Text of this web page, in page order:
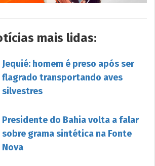
mais lidas:
Jequié: homem é preso após ser
flagrado transportando aves
silvestres
Presidente do Bahia volta a falar
sobre grama sintética na Fonte
Nova